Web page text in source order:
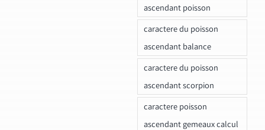
ascendant poisson
caractere du poisson
ascendant balance
caractere du poisson
ascendant scorpion
caractere poisson
ascendant gemeaux calcul